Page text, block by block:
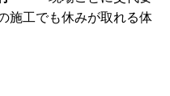
施工でも休みが取れる体